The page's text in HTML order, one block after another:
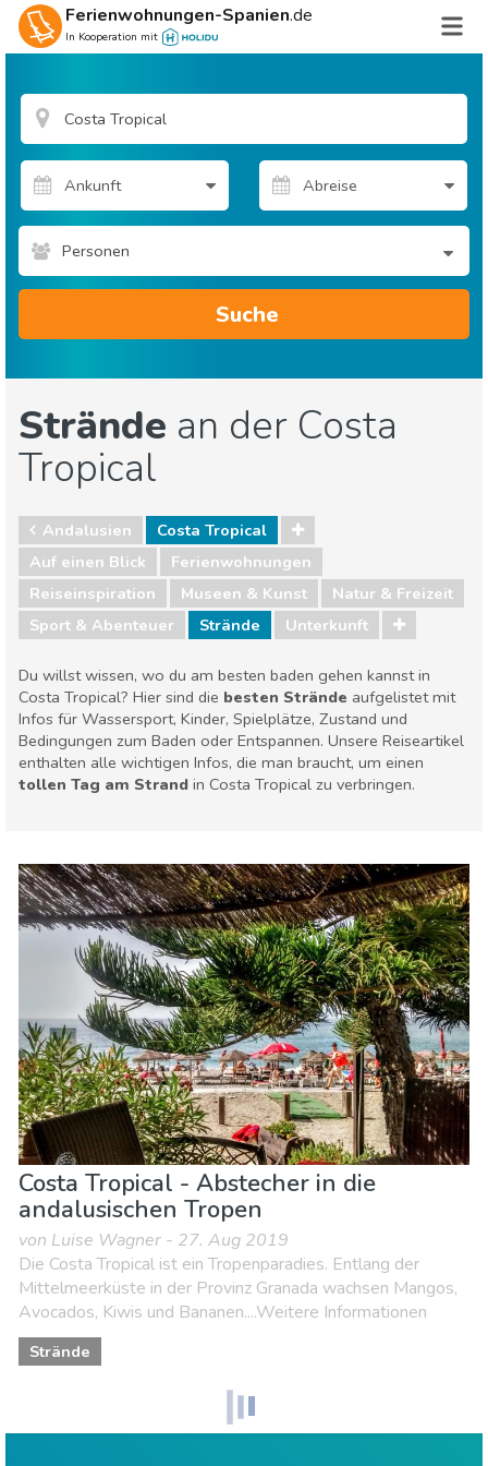
Ferienwohnungen-Spanien.de
In Kooperation mit
Personen
Suche
Strände an der Costa
Tropical
Andalusien
Costa Tropical
Auf einen Blick
Ferienwohnungen
Reiseinspiration
Museen & Kunst
Natur & Freizeit
Sport & Abenteuer
Strände Unterkunft
Du willst wissen, wo du am besten baden gehen kannst in
Costa Tropical? Hier sind die besten Strände aufgelistet mit
Infos für Wassersport, Kinder, Spielplätze, Zustand und
Bedingungen zum Baden oder Entspannen. Unsere Reiseartikel
enthalten alle wichtigen Infos, die man braucht, um einen
tollen Tag am Strand in Costa Tropical zu verbringen.
Museen & Kunst
Natur & Freizeit
Sport & Abenteuer
Strände Unterkunft
Costa Tropical - Abstecher in die
andalusischen Tropen
von Luise Wagner - 27. Aug 2019
Die Costa Tropical ist ein Tropenparadies. Entlang der
Mittelmeerküste in der Provinz Granada wachsen Mangos,
Avocados, Kiwis und Bananen....Weitere Informationen
Strände